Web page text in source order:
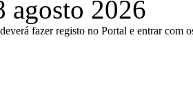
agosto 2026
fazer registo no Portal e entrar com